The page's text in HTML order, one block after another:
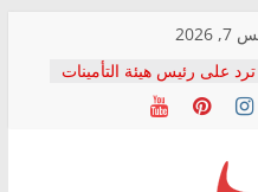
على رئيس هيئة التأمينات
إنكار الأزمة لا ينهي
المعاشات.. ونطالب بكشف
يكتب: القطاع الصحي إلى